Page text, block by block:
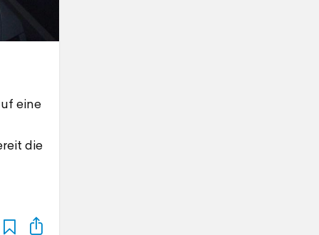
eine
die